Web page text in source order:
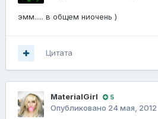
эмм..... в общем ниочень )
Цитата
MaterialGirl 5
Опубликовано 24 мая, 2012